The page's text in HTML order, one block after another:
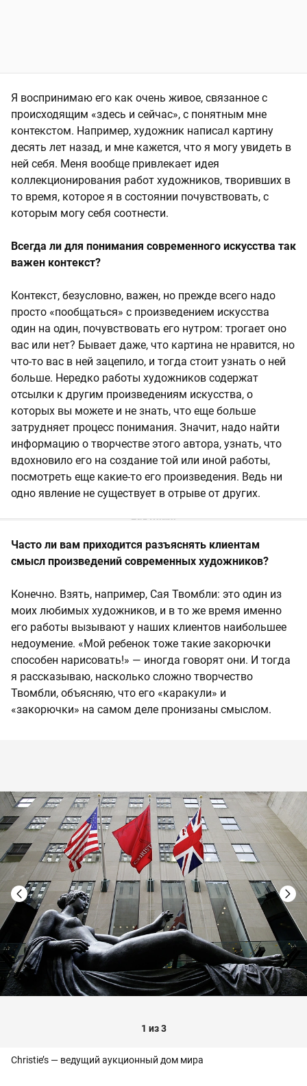
Я воспринимаю его как очень живое, связанное с
происходящим «здесь и сейчас», с понятным мне
контекстом. Например, художник написал картину
десять лет назад, и мне кажется, что я могу увидеть в
ней себя. Меня вообще привлекает идея
коллекционирования работ художников, творивших в
то время, которое я в состоянии почувствовать, с
которым могу себя соотнести.
Всегда ли для понимания современного искусства так
важен контекст?
Контекст, безусловно, важен, но прежде всего надо
просто «пообщаться» с произведением искусства
один на один, почувствовать его нутром: трогает оно
вас или нет? Бывает даже, что картина не нравится, но
что-то вас в ней зацепило, и тогда стоит узнать о ней
больше. Нередко работы художников содержат
отсылки к другим произведениям искусства, о
которых вы можете и не знать, что еще больше
затрудняет процесс понимания. Значит, надо найти
информацию о творчестве этого автора, узнать, что
вдохновило его на создание той или иной работы,
посмотреть еще какие-то его произведения. Ведь ни
одно явление не существует в отрыве от других.
Часто ли вам приходится разъяснять клиентам
смысл произведений современных художников?
Конечно. Взять, например, Сая Твомбли: это один из
моих любимых художников, и в то же время именно
его работы вызывают у наших клиентов наибольшее
недоумение. «Мой ребенок тоже такие закорючки
способен нарисовать!» — иногда говорят они. И тогда
я рассказываю, насколько сложно творчество
Твомбли, объясняю, что его «каракули» и
«закорючки» на самом деле пронизаны смыслом.
1 из 3
Christie’s — ведущий аукционный дом мира